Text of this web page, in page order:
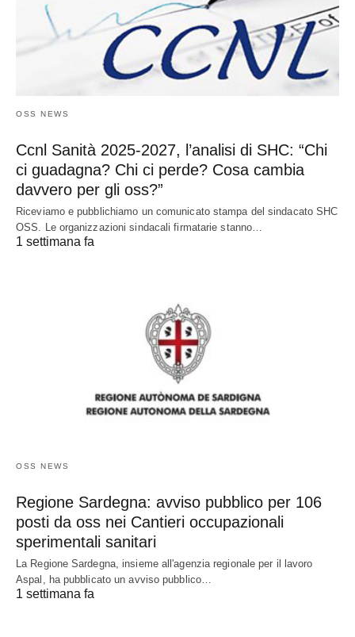
OSS NEWS
Ccnl Sanità 2025-2027, l’analisi di SHC: “Chi
ci guadagna? Chi ci perde? Cosa cambia
davvero per gli oss?”
Riceviamo e pubblichiamo un comunicato stampa del sindacato SHC
OSS. Le organizzazioni sindacali firmatarie stanno…
1 settimana fa
OSS NEWS
Regione Sardegna: avviso pubblico per 106
posti da oss nei Cantieri occupazionali
sperimentali sanitari
La Regione Sardegna, insieme all'agenzia regionale per il lavoro
Aspal, ha pubblicato un avviso pubblico…
1 settimana fa